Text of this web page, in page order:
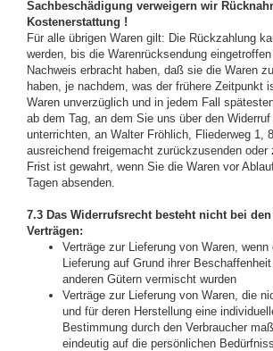
Sachbeschädigung verweigern wir
Kostenerstattung !
Für alle übrigen Waren gilt: Die Rückzahlung
werden, bis die Warenrücksendung
Nachweis erbracht haben, daß sie die Waren
haben, je nachdem, was der frühere Zeitpunkt
Waren unverzüglich und in jedem Fall
ab dem Tag, an dem Sie uns über den
unterrichten, an Walter Fröhlich, Fliederweg 1,
ausreichend freigemacht zurückzusenden oder
Frist ist gewahrt, wenn Sie die Waren vor
Tagen absenden.
7.3 Das Widerrufsrecht besteht nicht bei
Verträgen:
Verträge zur Lieferung von Waren,
Lieferung auf Grund ihrer
anderen Gütern vermischt wurden
Verträge zur Lieferung von Waren, die
und für deren Herstellung eine
Bestimmung durch den Verbraucher
eindeutig auf die persönlichen